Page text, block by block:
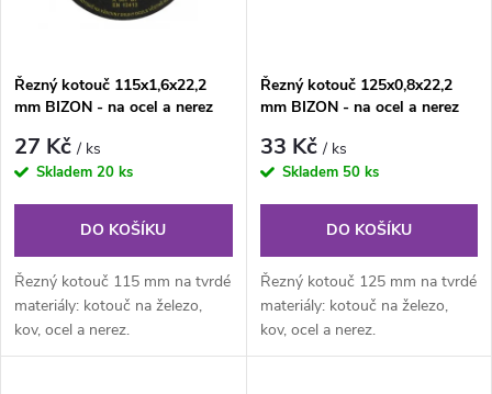
Řezný kotouč 115x1,6x22,2
mm BIZON - na ocel a nerez
27 Kč/ ks
Skladem 20 ks
DO KOŠÍKU
Řezný kotouč 115 mm na tvrdé
materiály: kotouč na železo,
kov, ocel a nerez.
Řezný kotouč 125x0,8x22,2
mm BIZON - na ocel a nerez
33 Kč/ ks
Skladem 50 ks
DO KOŠÍKU
Řezný kotouč 125 mm na tvrdé
materiály: kotouč na železo,
kov, ocel a nerez.